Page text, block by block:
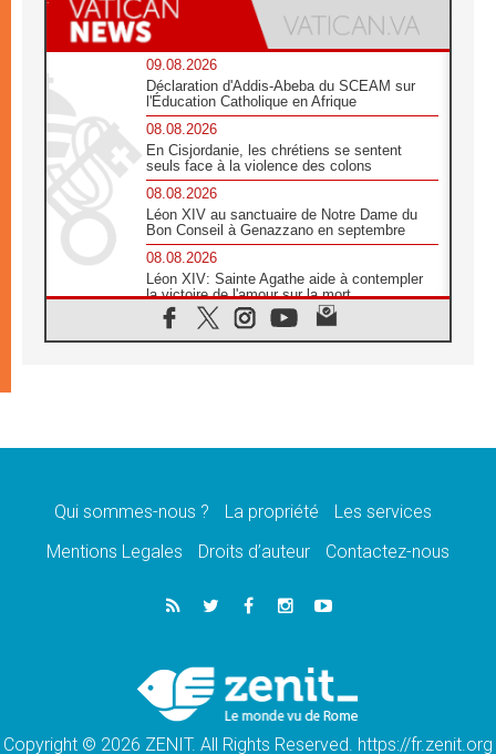
09.08.2026
Déclaration d'Addis-Abeba du SCEAM sur
l'Éducation Catholique en Afrique
08.08.2026
En Cisjordanie, les chrétiens se sentent
seuls face à la violence des colons
08.08.2026
Léon XIV au sanctuaire de Notre Dame du
Bon Conseil à Genazzano en septembre
08.08.2026
Léon XIV: Sainte Agathe aide à contempler
la victoire de l'amour sur la mort
08.08.2026
«Relancer l'empathie», le projet Triennal d'art
08.08.2026
07.08.2026
Calapan devient un diocèse
Congo-Brazzaville: le 15 août, entre solennité
de l'Assomption et mémoire nationale
«La paix commence par l'empathie» estime
le cardinal Parolin
Qui sommes-nous ? La propriété
Les services
Mentions Legales
Droits d’auteur Contactez-nous
Copyright © 2026 ZENIT. All Rights Reserved. https://fr.zenit.org